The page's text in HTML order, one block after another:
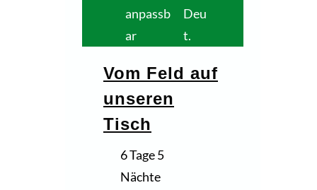
anpassb
ar
Deu
t.
Vom Feld auf
unseren
Tisch
6 Tage 5
Nächte